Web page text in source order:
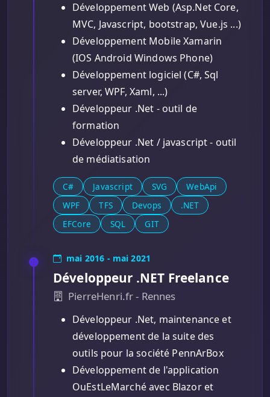
Développement Web (Asp.Net Core,
MVC, Javascript, bootstrap, Vue.js ...)
Développement Mobile Xamarin
(IOS Android Windows Phone)
Développement logiciel (C#, Sql
server, WPF, Xaml, ...)
Développeur .Net - outil de
formation
Développeur .Net / javascript - outil
de médiatisation
C# Javascript SVG
WebApi
WPF
TFS Devops
.NET
EFCore
SQL GIT
mai 2016 - mai 2021
Développeur .NET Freelance
PierreHenri.fr - Rennes
Développeur .Net, maintenance et
développement de la suite des
outils pour la société PennArBox
Développement de l'application
OuEstLeMarché avec Blazor et